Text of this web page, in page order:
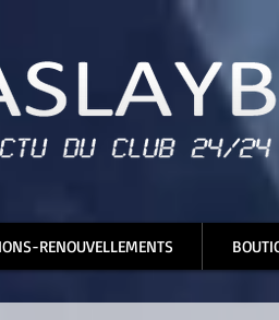
RENOUVELLEMENTS